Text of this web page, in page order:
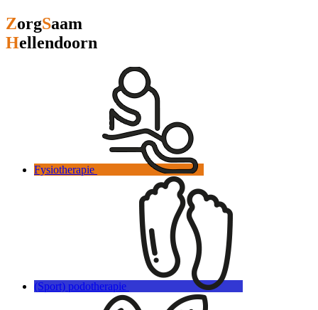
ZorgSaam
Hellendoorn
Fysiotherapie
(Sport) podotherapie